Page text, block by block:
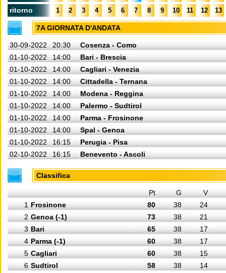
ritorno 1 2 3 4 5 6 7 8 9 10 11 12 13
7A GIORNATA D'ANDATA
30-09-2022 20:30
Cosenza - Como
01-10-2022
14:00
Bari - Brescia
01-10-2022
14:00
Cagliari - Venezia
01-10-2022
14:00
Cittadella - Ternana
01-10-2022
14:00
Modena - Reggina
01-10-2022
14:00
Palermo - Sudtirol
01-10-2022
14:00
Parma - Frosinone
01-10-2022
14:00
Spal - Genoa
01-10-2022
16:15
Perugia - Pisa
02-10-2022
16:15 Benevento - Ascoli
Classifica
Pt G
V
1 Frosinone 80 38
24
2 Genoa (-1) 73 38
21
3 Bari 65 38
17
4 Parma (-1) 60 38
17
5 Cagliari 60 38
15
6 Sudtirol 58 38
14